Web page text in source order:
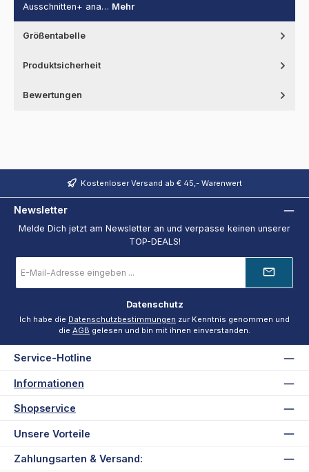
Ausschnitten+ ana… Mehr
Größentabelle
Produktsicherheit
Bewertungen
Kostenloser Versand ab € 45,- Warenwert
Newsletter
Melde Dich jetzt am Newsletter an und verpasse keinen unserer
TOP-DEALS!
Mail-
Adresse
Datenschutz
Ich habe die Datenschutzbestimmungen zur Kenntnis genommen und
die AGB gelesen und bin mit ihnen einverstanden.
Service-Hotline
Informationen
Shopservice
Unsere Vorteile
Zahlungsarten & Versand: